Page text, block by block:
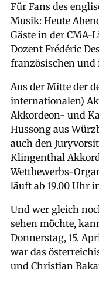
Für Fans des
Musik: Heute
Gäste in der CMA-
Dozent Frédéric
französischen und
Aus der Mitte der
internationalen)
Akkordeon- und
Hussong aus
auch den
Klingenthal
Wettbewerbs-
läuft ab 19.00 Uhr
Und wer gleich
sehen möchte,
Donnerstag, 15.
war das
und Christian